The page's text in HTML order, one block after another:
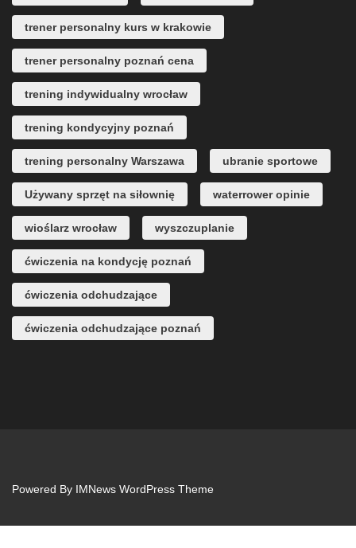
trener personalny kurs w krakowie
trener personalny poznań cena
trening indywidualny wrocław
trening kondycyjny poznań
trening personalny Warszawa ubranie sportowe
Używany sprzęt na siłownię waterrower opinie
wioślarz wrocław wyszczuplanie
ćwiczenia na kondycję poznań
ćwiczenia odchudzające
ćwiczenia odchudzające poznań
Powered By IMNews WordPress Theme